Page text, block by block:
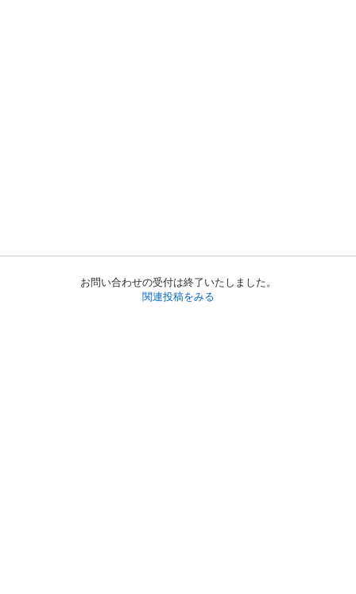
お問い合わせの受付は終了いたしました。
関連投稿をみる